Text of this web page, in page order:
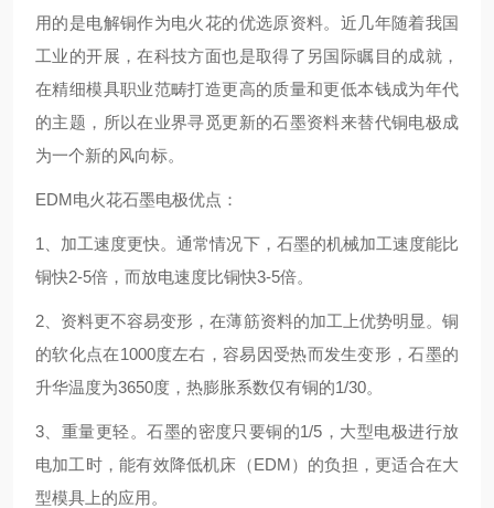
用的是电解铜作为电火花的优选原资料。近几年随着我国
工业的开展，在科技方面也是取得了另国际瞩目的成就，
在精细模具职业范畴打造更高的质量和更低本钱成为年代
的主题，所以在业界寻觅更新的石墨资料来替代铜电极成
为一个新的风向标。
EDM电火花石墨电极优点：
1、加工速度更快。通常情况下，石墨的机械加工速度能比
铜快2-5倍，而放电速度比铜快3-5倍。
2、资料更不容易变形，在薄筋资料的加工上优势明显。铜
的软化点在1000度左右，容易因受热而发生变形，石墨的
升华温度为3650度，热膨胀系数仅有铜的1/30。
3、重量更轻。石墨的密度只要铜的1/5，大型电极进行放
电加工时，能有效降低机床（EDM）的负担，更适合在大
型模具上的应用。